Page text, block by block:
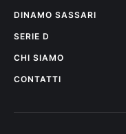
DINAMO SASSARI
SERIE D
CHI SIAMO
CONTATTI